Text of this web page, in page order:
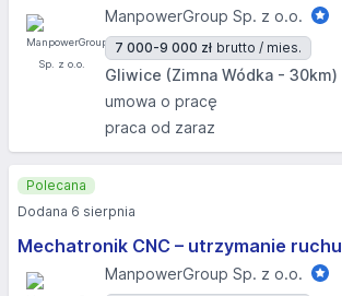
ManpowerGroup Sp. z o.o.
7 000-9 000 zł brutto / mies.
Gliwice (Zimna Wódka - 30km)
umowa o pracę
praca od zaraz
Mechatronik CNC – utrzymanie ruchu
ManpowerGroup Sp. z o.o.
Polecana
Dodana 6 sierpnia